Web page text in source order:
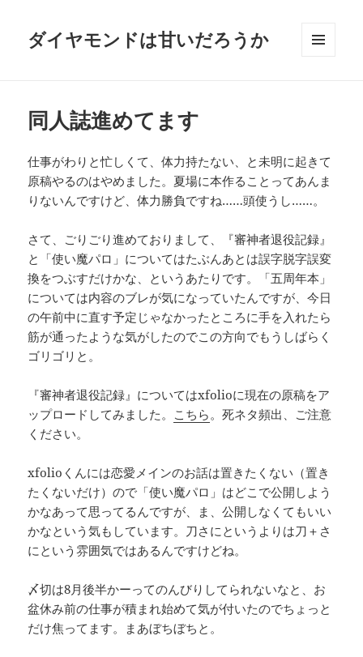
ダイヤモンドは甘いだろうか
同人誌進めてます
仕事がわりと忙しくて、体力持たない、と未明に起きて
原稿やるのはやめました。夏場に本作ることってあんま
りないんですけど、体力勝負ですね……頭使うし……。
さて、ごりごり進めておりまして、『審神者退役記録』
と「使い魔パロ」についてはたぶんあとは誤字脱字誤変
換をつぶすだけかな、というあたりです。「五周年本」
については内容のブレが気になっていたんですが、今日
の午前中に直す予定じゃなかったところに手を入れたら
筋が通ったような気がしたのでこの方向でもうしばらく
ゴリゴリと。
『審神者退役記録』についてはxfolioに現在の原稿をア
ップロードしてみました。 こちら。死ネタ頻出、ご注意
ください。
xfolioくんには恋愛メインのお話は置きたくない（置き
たくないだけ）ので「使い魔パロ」はどこで公開しよう
かなあって思ってるんですが、ま、公開しなくてもいい
かなという気もしています。刀さにというよりは刀＋さ
にという雰囲気ではあるんですけどね。
〆切は8月後半かーってのんびりしてられないなと、お
盆休み前の仕事が積まれ始めて気が付いたのでちょっと
だけ焦ってます。まあぼちぼちと。